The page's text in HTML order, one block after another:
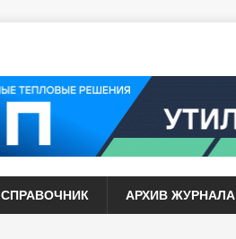
СПРАВОЧНИК АРХИВ ЖУРНАЛА